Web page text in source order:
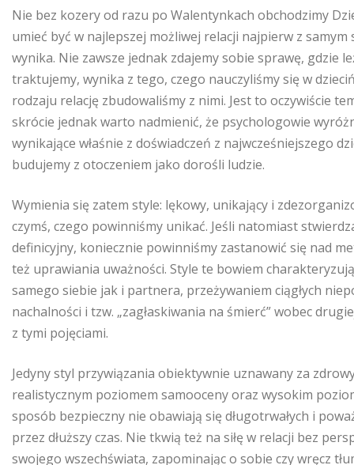
Nie bez kozery od razu po Walentynkach obchodzimy
umieć być w najlepszej możliwej relacji najpierw z
wynika. Nie zawsze jednak zdajemy sobie sprawę, gdzie
traktujemy, wynika z tego, czego nauczyliśmy się w
rodzaju relację zbudowaliśmy z nimi. Jest to oczywiście
skrócie jednak warto nadmienić, że psychologowie
wynikające właśnie z doświadczeń z najwcześniejszego
budujemy z otoczeniem jako dorośli ludzie.
Wymienia się zatem style: lękowy, unikający i
czymś, czego powinniśmy unikać. Jeśli natomiast
definicyjny, koniecznie powinniśmy zastanowić się nad
też uprawiania uważności. Style te bowiem
samego siebie jak i partnera, przeżywaniem ciągłych
nachalności i tzw. „zagłaskiwania na śmierć” wobec
z tymi pojęciami.
Jedyny styl przywiązania obiektywnie uznawany za
realistycznym poziomem samooceny oraz wysokim
sposób bezpieczny nie obawiają się długotrwałych i
przez dłuższy czas. Nie tkwią też na siłę w relacji bez
swojego wszechświata, zapominając o sobie czy wręcz